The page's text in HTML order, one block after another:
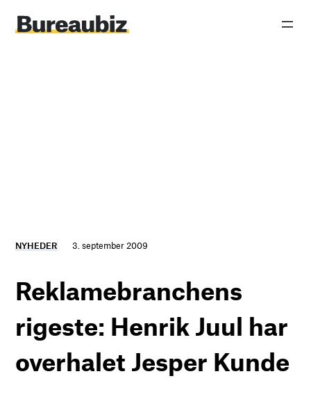
indhold
NYHEDER 3. september 2009
Reklamebranchens
rigeste: Henrik Juul har
overhalet Jesper Kunde